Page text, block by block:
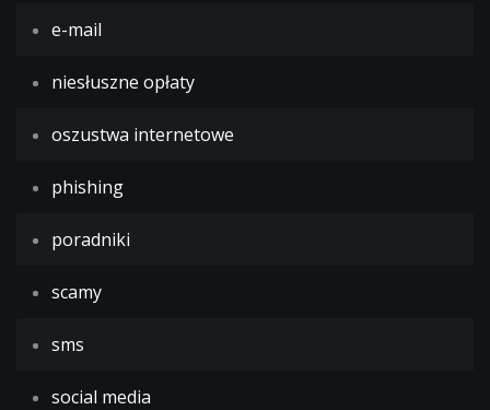
e-mail
niesłuszne opłaty
oszustwa internetowe
phishing
poradniki
scamy
sms
social media